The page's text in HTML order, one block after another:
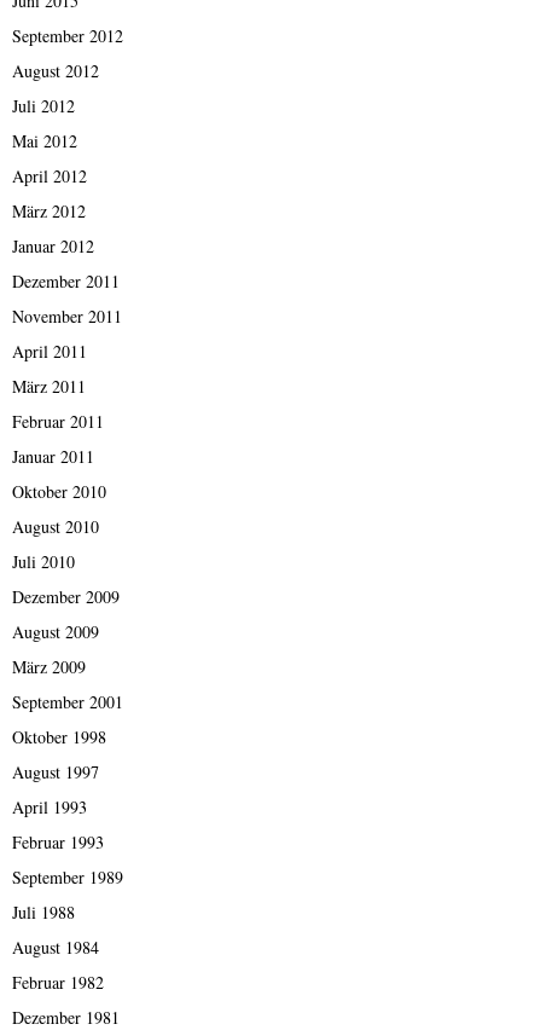
September 2012
August 2012
Juli 2012
Mai 2012
April 2012
März 2012
Januar 2012
Dezember 2011
November 2011
April 2011
März 2011
Februar 2011
Januar 2011
Oktober 2010
August 2010
Juli 2010
Dezember 2009
August 2009
März 2009
September 2001
Oktober 1998
August 1997
April 1993
Februar 1993
September 1989
Juli 1988
August 1984
Februar 1982
Dezember 1981